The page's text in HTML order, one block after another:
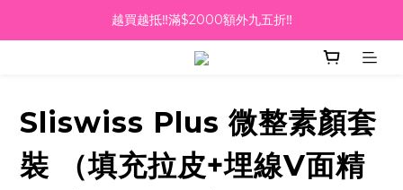
越買越抵‼️滿$2000額外九五折‼️
越買越抵‼️滿$2000額外九五折‼️
☀️【Summer Sales 盛夏狂歡】滿 $700 即減 $40！🔥
越買越抵‼️滿$2000額外九五折‼️
Sliswiss Plus 微整素顏套
裝 （填充拉皮+埋線V面精